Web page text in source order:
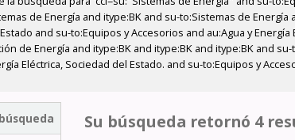
de Energía and itype:BK and su-to:Sistemas de
and su-to:Equipos y Accesorios and au:Agua y
de Energía and itype:BK and itype:BK and itype:BK and
Eléctrica, Sociedad del Estado. and su-to:Equipos y
Su búsqueda retornó 4